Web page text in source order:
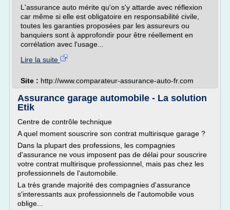
L'assurance auto mérite qu'on s'y attarde avec réflexion
car même si elle est obligatoire en responsabilité civile,
toutes les garanties proposées par les assureurs ou
banquiers sont à approfondir pour être réellement en
corrélation avec l'usage...
Lire la suite
Site : http://www.comparateur-assurance-auto-fr.com
Assurance garage automobile - La solution
Etik
Centre de contrôle technique
A quel moment souscrire son contrat multirisque garage ?
Dans la plupart des professions, les compagnies
d'assurance ne vous imposent pas de délai pour souscrire
votre contrat multirisque professionnel, mais pas chez les
professionnels de l'automobile.
La très grande majorité des compagnies d'assurance
s'interessants aux professionnels de l'automobile vous
oblige...